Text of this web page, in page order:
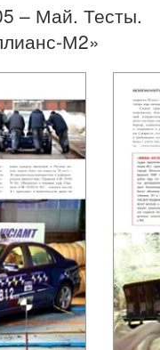
– Май. Тесты.
М2»